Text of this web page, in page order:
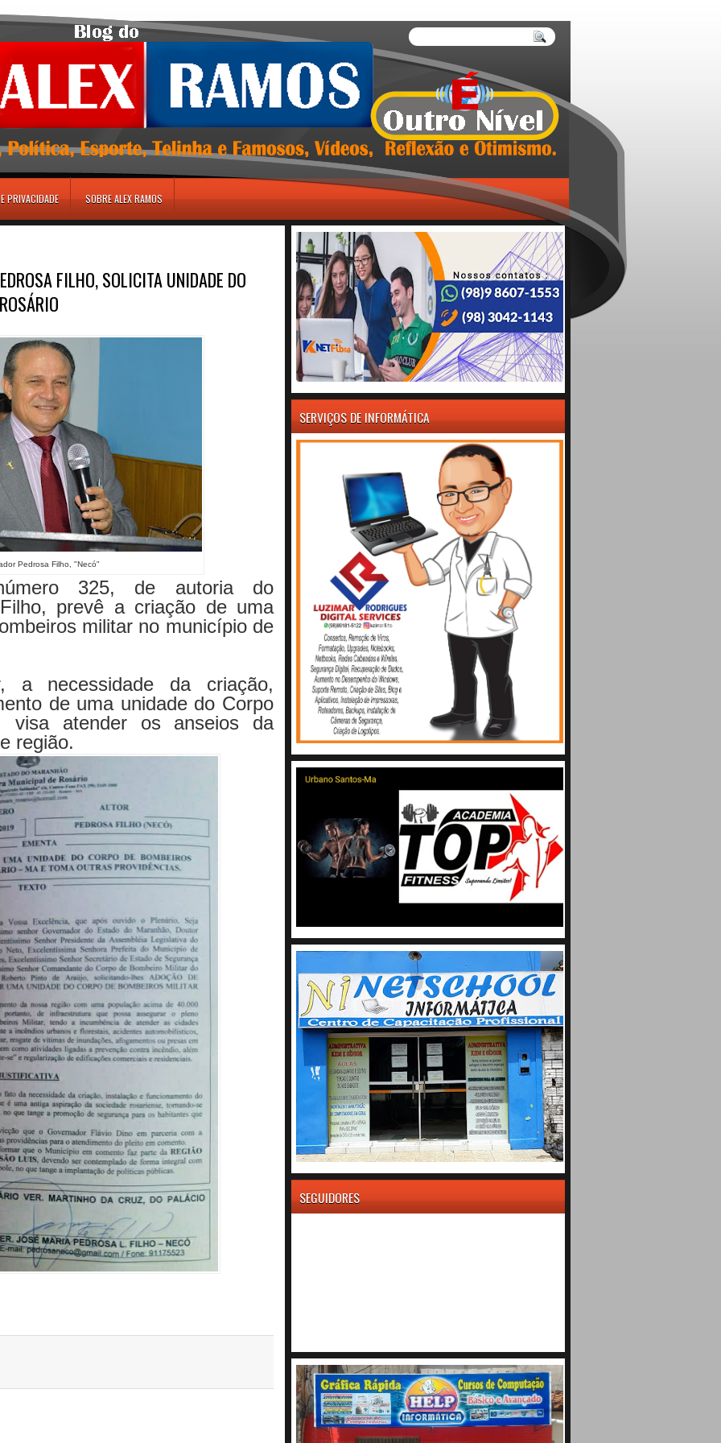
PRIVACIDADE SOBRE ALEX RAMOS
FILHO, SOLICITA UNIDADE DO
Pedrosa Filho, "Necó"
325, de autoria do
prevê a criação de uma
militar no município de
a necessidade da criação,
de uma unidade do Corpo
visa atender os anseios da
região.
SERVIÇOS DE INFORMÁTICA
SEGUIDORES